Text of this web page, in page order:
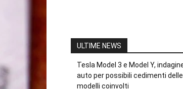
ULTIME NEWS
Tesla Model 3 e Model Y,
auto per possibili cedimenti
modelli coinvolti